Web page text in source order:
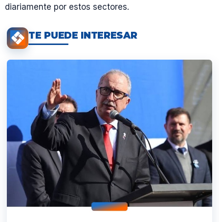
diariamente por estos sectores.
TE PUEDE INTERESAR